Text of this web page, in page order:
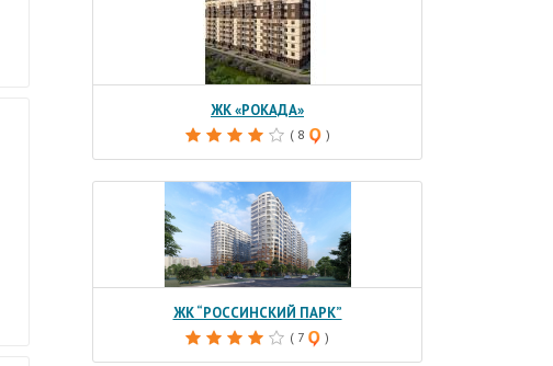
ЖК «РОКАДА»
( 8 )
ЖК “РОССИНСКИЙ ПАРК”
( 7 )